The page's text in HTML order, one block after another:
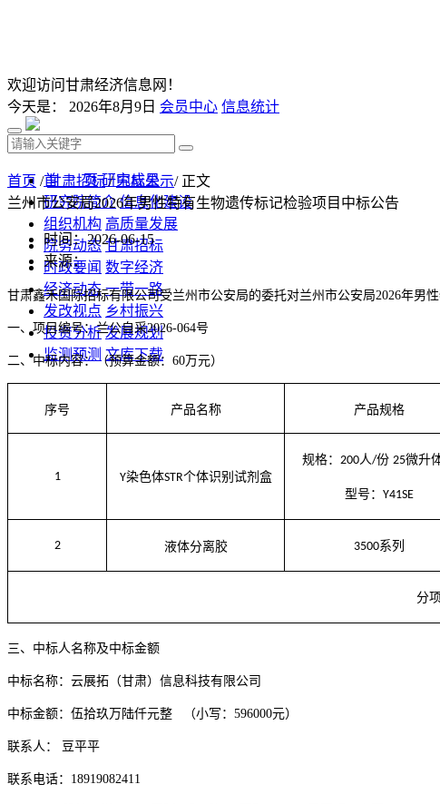
欢迎访问甘肃经济信息网！
今天是： 2026年8月9日 会员中心 信息统计
首 页 研究成果
研究院简介 信息化建设
组织机构 高质量发展
院务动态 甘肃招标
时政要闻 数字经济
经济动态 一带一路
发改视点 乡村振兴
投资分析 发展规划
监测预测 文库下载
首页 /甘肃招标/中标公示/ 正文
兰州市公安局2026年男性特有生物遗传标记检验项目中标公告
时间：2026-06-15
来源：
甘肃鑫禾国际招标有限公司受兰州市公安局的委托对兰州市公安局2026年男
一、项目编号：兰公自采2026-064号
二、中标内容：（预算金额： 60万元）
序号 产品名称 产品规格
1 Y染色体STR个体识别试剂盒
规格： 200人/份 25微升
型号： Y41SE
2 液体分离胶 3500系列
分
三、 中标人名称及中标金额
中标名称：云展拓（甘肃）信息科技有限公司
中标金额： 伍拾玖万陆仟元整 （小写 ： 596000元）
联系人： 豆平平
联系电话： 18919082411